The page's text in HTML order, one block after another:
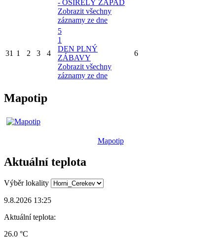
- OSIŘELÝ ZÁPAD
Zobrazit všechny
záznamy ze dne
31 1 2 3 4
5
1
DEN PLNÝ
ZÁBAVY
Zobrazit všechny
záznamy ze dne
6
Mapotip
Mapotip
Aktuální teplota
Výběr lokality
9.8.2026 13:25
Aktuální teplota:
26.0 °C